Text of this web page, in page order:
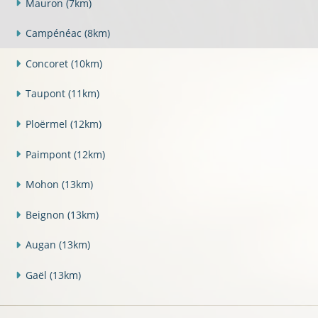
Mauron (7km)
Campénéac (8km)
Concoret (10km)
Taupont (11km)
Ploërmel (12km)
Paimpont (12km)
Mohon (13km)
Beignon (13km)
Augan (13km)
Gaël (13km)